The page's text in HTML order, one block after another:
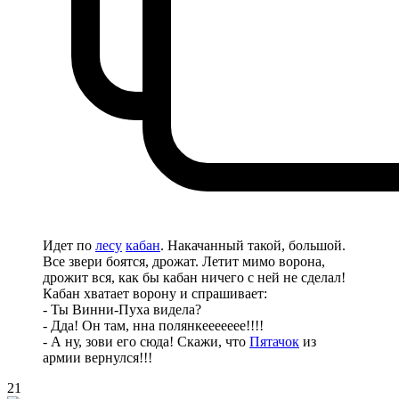
Идет по лесу кабан. Накачанный такой, большой.
Все звери боятся, дрожат. Летит мимо ворона,
дрожит вся, как бы кабан ничего с ней не сделал!
Кабан хватает ворону и спрашивает:
- Ты Винни-Пуха видела?
- Дда! Он там, нна полянкеееееее!!!!
- А ну, зови его сюда! Скажи, что Пятачок из
армии вернулся!!!
21